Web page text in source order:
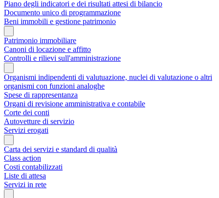
Piano degli indicatori e dei risultati attesi di bilancio
Documento unico di programmazione
Beni immobili e gestione patrimonio
Patrimonio immobiliare
Canoni di locazione e affitto
Controlli e rilievi sull'amministrazione
Organismi indipendenti di valutuazione, nuclei di valutazione o altri
organismi con funzioni analoghe
Spese di rappresentanza
Organi di revisione amministrativa e contabile
Corte dei conti
Autovetture di servizio
Servizi erogati
Carta dei servizi e standard di qualità
Class action
Costi contabilizzati
Liste di attesa
Servizi in rete